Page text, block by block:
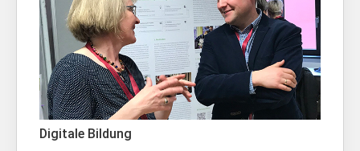
Digitale Bildung